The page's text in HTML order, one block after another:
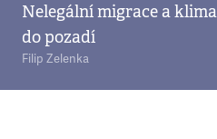
Nelegální migrace a
do pozadí
Filip Zelenka